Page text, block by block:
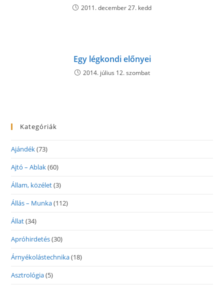
2011. december 27. kedd
Egy légkondi előnyei
2014. július 12. szombat
Kategóriák
Ajándék(73)
Ajtó – Ablak(60)
Állam, közélet(3)
Állás – Munka(112)
Állat(34)
Apróhirdetés(30)
Árnyékolástechnika(18)
Asztrológia(5)